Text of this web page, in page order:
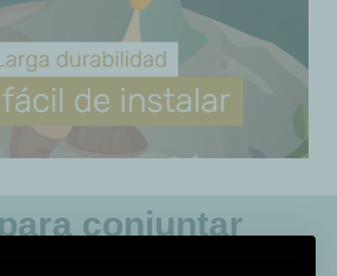
conjuntar